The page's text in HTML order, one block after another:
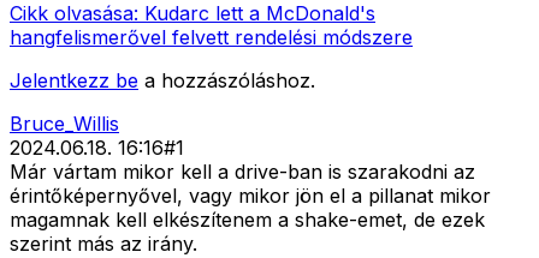
Cikk olvasása: Kudarc lett a McDonald's
hangfelismerővel felvett rendelési módszere
Jelentkezz be a hozzászóláshoz.
Bruce_Willis
2024.06.18. 16:16#1
Már vártam mikor kell a drive-ban is szarakodni az
érintőképernyővel, vagy mikor jön el a pillanat mikor
magamnak kell elkészítenem a shake-emet, de ezek
szerint más az irány.